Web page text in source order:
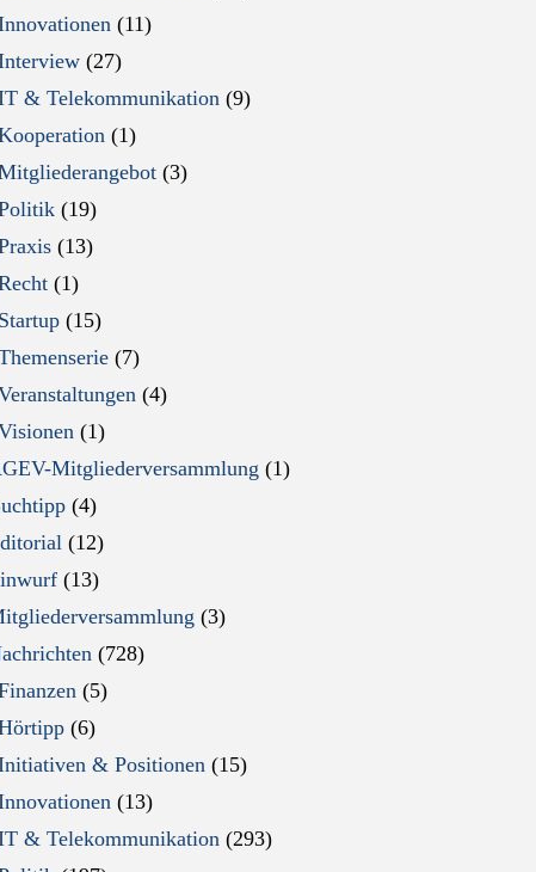
(11)
(27)
& Telekommunikation (9)
(1)
(3)
(19)
(13)
(1)
Startup (15)
(7)
(4)
(1)
Mitgliederversammlung (1)
(4)
(12)
(13)
(3)
(728)
(5)
(6)
& Positionen (15)
(13)
& Telekommunikation (293)